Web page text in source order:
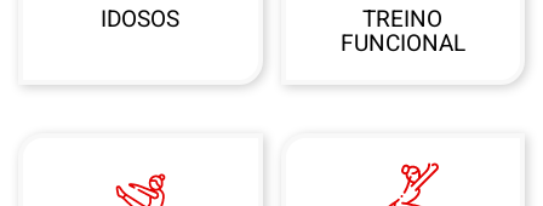
IDOSOS TREINO
FUNCIONAL